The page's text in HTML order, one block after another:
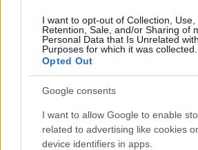
I want to opt-out of Collection, Use,
Retention, Sale, and/or Sharing of
Personal Data that Is Unrelated
Purposes for which it was collected.
Opted Out
Google consents
I want to allow Google to enable
related to advertising like cookies
device identifiers in apps.
Come il Politecnico di Milano
della privacy
Susanna Riva · 7 Ago 2026